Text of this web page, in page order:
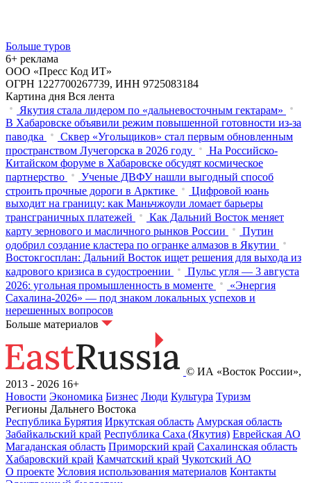
Больше туров
6+ реклама
ООО «Пресс Код ИТ»
ОГРН 1227700267739, ИНН 9725083184
Картина дня Вся лента
Якутия стала лидером по «дальневосточным гектарам»
В Хабаровске объявили режим повышенной готовности из‑за
паводка
Сквер «Угольщиков» стал первым обновленным
пространством Лучегорска в 2026 году
На Российско-
Китайском форуме в Хабаровске обсудят космическое
партнерство
Ученые ДВФУ нашли выгодный способ
строить прочные дороги в Арктике
Цифровой юань
выходит на границу: как Маньчжоули ломает барьеры
трансграничных платежей
Как Дальний Восток меняет
карту зернового и масличного рынков России
Путин
одобрил создание кластера по огранке алмазов в Якутии
Востокгосплан: Дальний Восток ищет решения для выхода из
кадрового кризиса в судостроении
Пульс угля — 3 августа
2026: угольная промышленность в моменте
«Энергия
Сахалина-2026» — под знаком локальных успехов и
нерешенных вопросов
Больше материалов
© ИА «Восток России»,
2013 - 2026 16+
Новости Экономика Бизнес Люди Культура Туризм
Регионы Дальнего Востока
Республика Бурятия Иркутская область Амурская область
Забайкальский край Республика Саха (Якутия) Еврейская АО
Магаданская область Приморский край Сахалинская область
Хабаровский край Камчатский край Чукотский АО
О проекте Условия использования материалов Контакты